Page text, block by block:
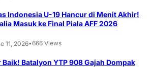
Indonesia U-19 Hancur di Menit Akhir!
Masuk ke Final Piala AFF 2026
11, 2026•666 Views
Baik! Batalyon YTP 908 Gajah Dompak